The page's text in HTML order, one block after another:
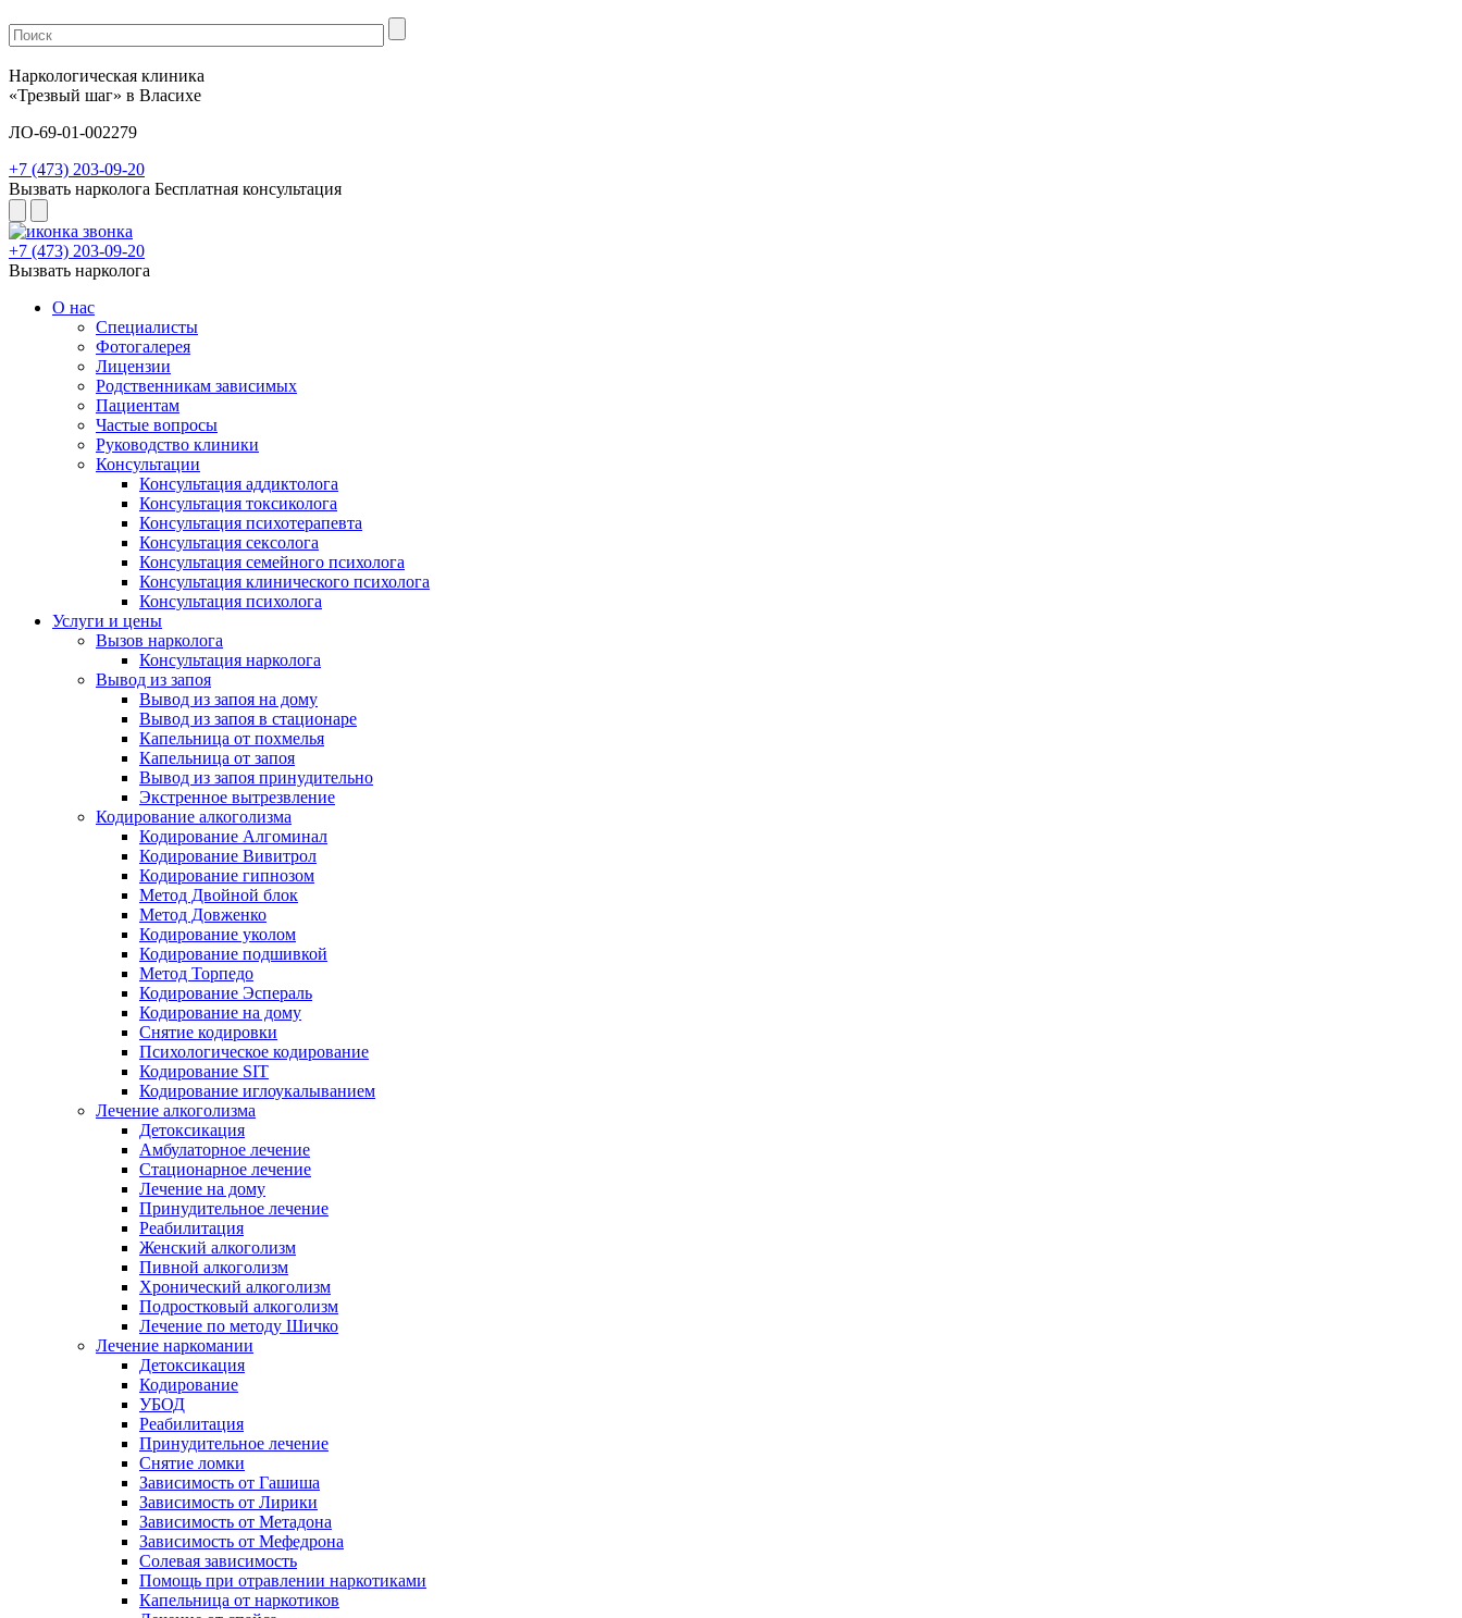
Наркологическая клиника
«Трезвый шаг» в Власихе
ЛО-69-01-002279
+7 (473) 203-09-20
Вызвать нарколога Бесплатная консультация
+7 (473) 203-09-20
Вызвать нарколога
О нас
Специалисты
Фотогалерея
Лицензии
Родственникам зависимых
Пациентам
Частые вопросы
Руководство клиники
Консультации
Консультация аддиктолога
Консультация токсиколога
Консультация психотерапевта
Консультация сексолога
Консультация семейного психолога
Консультация клинического психолога
Консультация психолога
Услуги и цены
Вызов нарколога
Консультация нарколога
Вывод из запоя
Вывод из запоя на дому
Вывод из запоя в стационаре
Капельница от похмелья
Капельница от запоя
Вывод из запоя принудительно
Экстренное вытрезвление
Кодирование алкоголизма
Кодирование Алгоминал
Кодирование Вивитрол
Кодирование гипнозом
Метод Двойной блок
Метод Довженко
Кодирование уколом
Кодирование подшивкой
Метод Торпедо
Кодирование Эспераль
Кодирование на дому
Снятие кодировки
Психологическое кодирование
Кодирование SIT
Кодирование иглоукалыванием
Лечение алкоголизма
Детоксикация
Амбулаторное лечение
Стационарное лечение
Лечение на дому
Принудительное лечение
Реабилитация
Женский алкоголизм
Пивной алкоголизм
Хронический алкоголизм
Подростковый алкоголизм
Лечение по методу Шичко
Лечение наркомании
Детоксикация
Кодирование
УБОД
Реабилитация
Принудительное лечение
Снятие ломки
Зависимость от Гашиша
Зависимость от Лирики
Зависимость от Метадона
Зависимость от Мефедрона
Солевая зависимость
Помощь при отравлении наркотиками
Капельница от наркотиков